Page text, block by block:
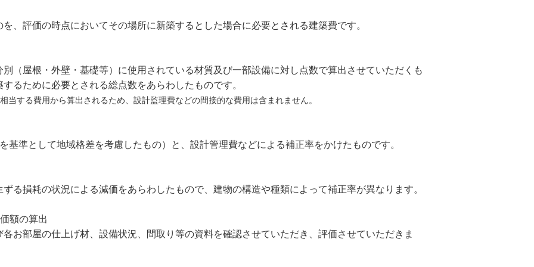
、評価の時点においてその場所に新築するとした場合に必要とされる建築費です。
（屋根・外壁・基礎等）に使用されている材質及び一部設備に対し点数で算出させていただくも
るために必要とされる総点数をあらわしたものです。
する費用から算出されるため、設計監理費などの間接的な費用は含まれません。
基準として地域格差を考慮したもの）と、設計管理費などによる補正率をかけたものです。
る損耗の状況による減価をあらわしたもので、建物の構造や種類によって補正率が異なります。
額の算出
お部屋の仕上げ材、設備状況、間取り等の資料を確認させていただき、評価させていただきま